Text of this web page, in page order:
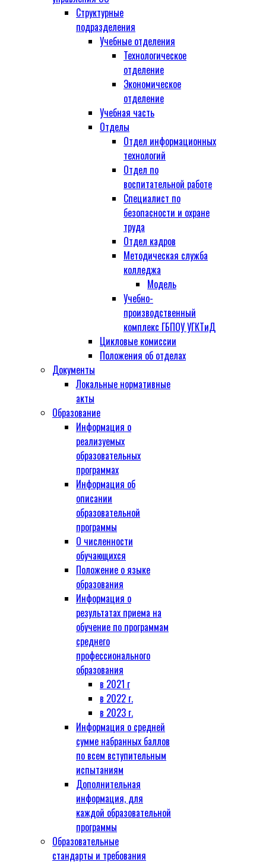
Структурные
подразделения
Учебные отделения
Технологическое
отделение
Экономическое
отделение
Учебная часть
Отделы
Отдел информационных
технологий
Отдел по
воспитательной работе
Специалист по
безопасности и охране
труда
Отдел кадров
Методическая служба
колледжа
Модель
Учебно-
производственный
комплекс ГБПОУ УГКТиД
Цикловые комиссии
Положения об отделах
Документы
Локальные нормативные
акты
Образование
Информация о
реализуемых
образовательных
программах
Информация об
описании
образовательной
программы
О численности
обучающихся
Положение о языке
образования
Информация о
результатах приема на
обучение по программам
среднего
профессионального
образования
в 2021 г
в 2022 г.
в 2023 г.
Информация о средней
сумме набранных баллов
по всем вступительным
испытаниям
Дополнительная
информация, для
каждой образовательной
программы
Образовательные
стандарты и требования